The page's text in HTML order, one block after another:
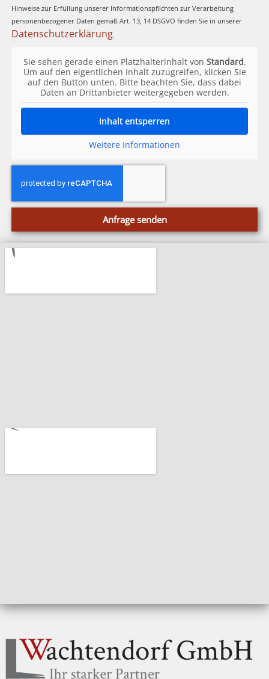
Hinweise zur Erfüllung unserer Informationspflichten zur Verarbeitung
personenbezogener Daten gemäß Art. 13, 14 DSGVO finden Sie in unserer
Datenschutzerklärung.
Sie sehen gerade einen Platzhalterinhalt von Standard.
Um auf den eigentlichen Inhalt zuzugreifen, klicken Sie
auf den Button unten. Bitte beachten Sie, dass dabei
Daten an Drittanbieter weitergegeben werden.
Inhalt entsperren
Weitere Informationen
Anfrage senden